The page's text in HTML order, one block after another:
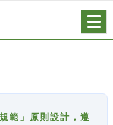
範」原則設計，遵